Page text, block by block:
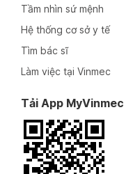
Tầm nhìn sứ mệnh
Hệ thống cơ sở y tế
Tìm bác sĩ
Làm việc tại Vinmec
Tải App MyVinmec